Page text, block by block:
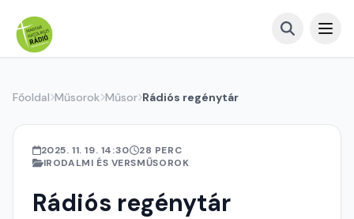
Főoldal Műsorok Műsor Rádiós regénytár
2025. 11. 19. 14:30
28 PERC
IRODALMI ÉS VERSMŰSOROK
Rádiós regénytár